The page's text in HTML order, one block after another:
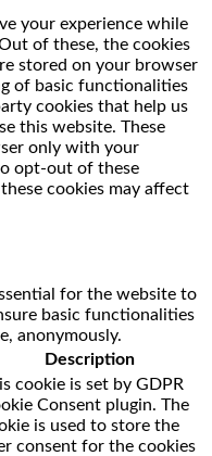
your experience while
of these, the cookies
stored on your browser
of basic functionalities
cookies that help us
this website. These
only with your
opt-out of these
cookies may affect
for the website to
basic functionalities
anonymously.
Description
cookie is set by GDPR
Consent plugin. The
is used to store the
consent for the cookies